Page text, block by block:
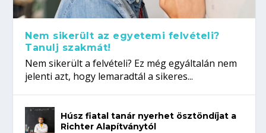
Nem sikerült az egyetemi felvételi?
Tanulj szakmát!
Nem sikerült a felvételi? Ez még egyáltalán nem
jelenti azt, hogy lemaradtál a sikeres...
Húsz fiatal tanár nyerhet ösztöndíjat a
Richter Alapítványtól